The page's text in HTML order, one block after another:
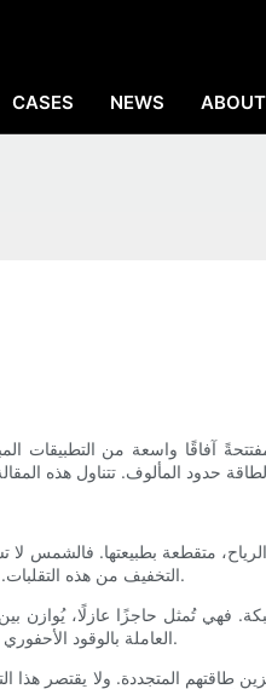
CASES NEWS
آفاقًا واسعة من
متقطعة بطبيعتها. فالشمس
التخفيف من هذه التقلبات. فمن خلال تخزين فائض الطاقة المُنتَجة خلال أوقات ذروة الإنتاج، تضمن هذه الأنظمة إمدادًا مستقرًا بالطاقة حتى عند انخفاض الإنتاج.
فهي تُمثل حاجزًا عازلًا،
العاملة بالوقود الأحفوري عند الذروة، والتي تُعزز الإنتاج خلال فترات الطلب المرتفع. ونتيجةً لذلك، يُسهم تخزين الطاقة في شبكة كهرباء أنظف وأكثر استدامة.